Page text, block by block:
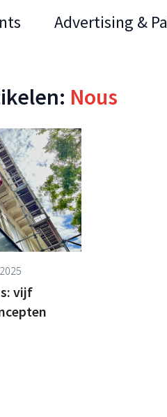
Advertising &
Nous
vijf